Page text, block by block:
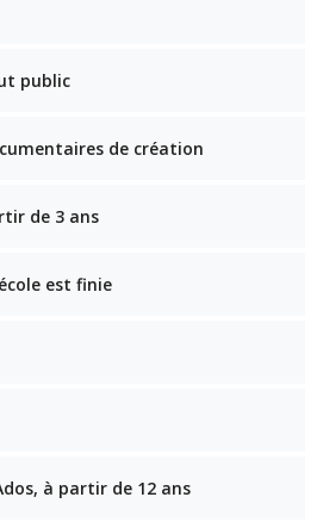
public
de création
de 3 ans
est finie
à partir de 12 ans